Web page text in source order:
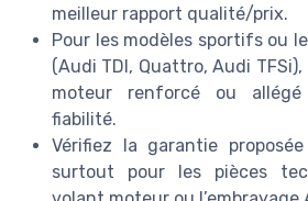
meilleur rapport qualité/prix.
Pour les modèles sportifs ou
(Audi TDI, Quattro, Audi
moteur renforcé ou
fiabilité.
Vérifiez la garantie
surtout pour les pièces